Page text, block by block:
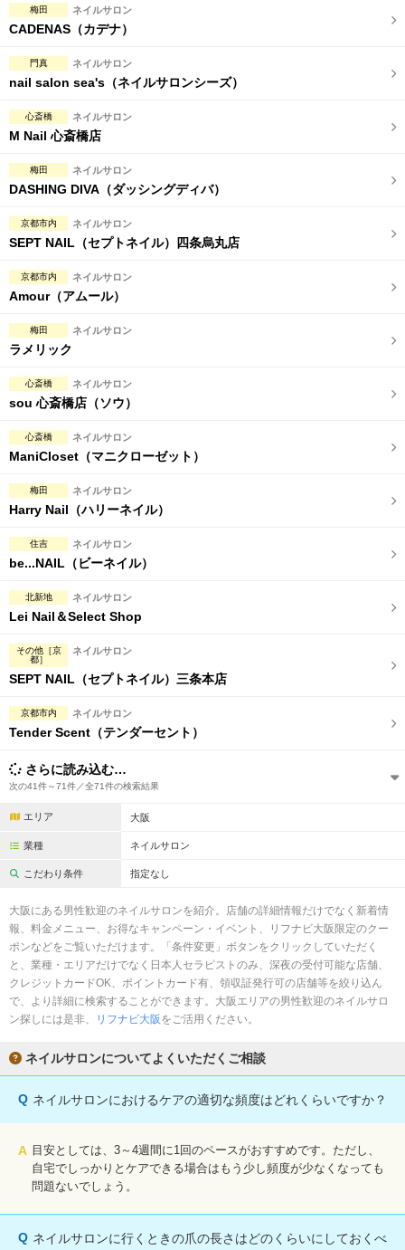
梅田 ネイルサロン
CADENAS（カデナ）
門真 ネイルサロン
nail salon sea's（ネイルサロンシーズ）
心斎橋 ネイルサロン
M Nail 心斎橋店
梅田 ネイルサロン
DASHING DIVA（ダッシングディバ）
京都市内 ネイルサロン
SEPT NAIL（セプトネイル）四条烏丸店
京都市内 ネイルサロン
Amour（アムール）
梅田 ネイルサロン
ラメリック
心斎橋 ネイルサロン
sou 心斎橋店（ソウ）
心斎橋 ネイルサロン
ManiCloset（マニクローゼット）
梅田 ネイルサロン
Harry Nail（ハリーネイル）
住吉 ネイルサロン
be...NAIL（ビーネイル）
北新地 ネイルサロン
Lei Nail＆Select Shop
その他［京
都］
ネイルサロン
SEPT NAIL（セプトネイル）三条本店
京都市内 ネイルサロン
Tender Scent（テンダーセント）
さらに読み込む…
次の41件～71件／全71件の検索結果
エリア 大阪
業種 ネイルサロン
こだわり条件 指定なし
大阪にある男性歓迎のネイルサロンを紹介。店舗の詳細情報だけでなく新着情
報、料金メニュー、お得なキャンペーン・イベント、リフナビ大阪限定のクー
ポンなどをご覧いただけます。「条件変更」ボタンをクリックしていただく
と、業種・エリアだけでなく日本人セラピストのみ、深夜の受付可能な店舗、
クレジットカードOK、ポイントカード有、領収証発行可の店舗等を絞り込ん
で、より詳細に検索することができます。大阪エリアの男性歓迎のネイルサロ
ン探しには是非、
リフナビ大阪 をご活用ください。
ネイルサロンについてよくいただくご相談
Q ネイルサロンにおけるケアの適切な頻度はどれくらいですか？
A 目安としては、3～4週間に1回のペースがおすすめです。ただし、
自宅でしっかりとケアできる場合はもう少し頻度が少なくなっても
問題ないでしょう。
Q ネイルサロンに行くときの爪の長さはどのくらいにしておくべ